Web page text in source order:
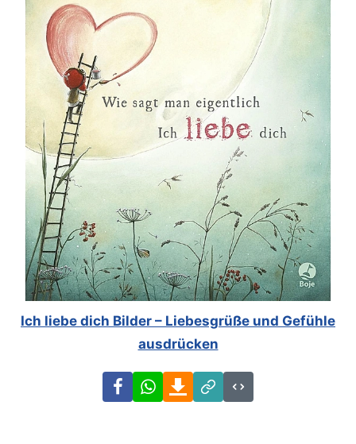
Ich liebe dich Bilder – Liebesgrüße und Gefühle
ausdrücken
FacebookWhatsAppDownload
Link
Code